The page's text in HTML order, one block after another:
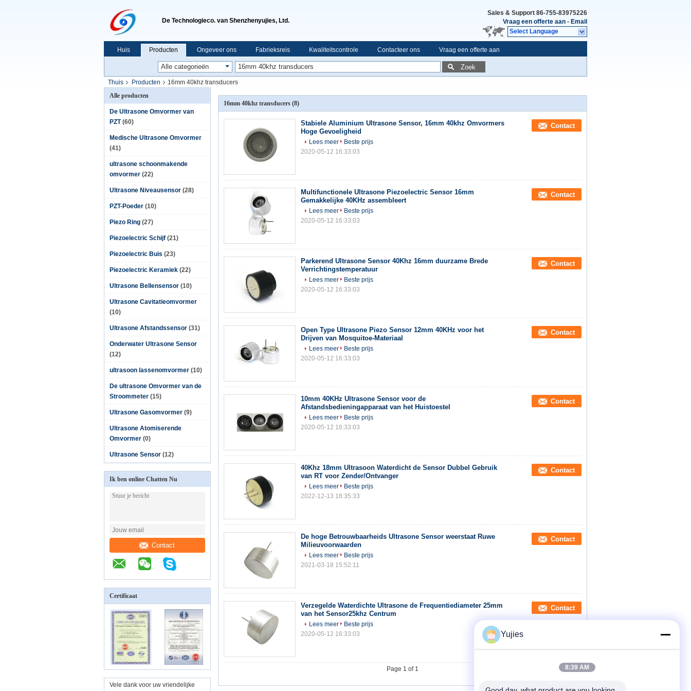
De Technologieco. van Shenzhenyujies, Ltd.
Sales & Support 86-755-83975226
Vraag een offerte aan - Email
Select Language
Huis Producten Ongeveer ons Fabrieksreis Kwaliteitscontrole Contacteer ons Vraag een offerte aan
Zoek
Thuis Producten
16mm 40khz transducers
Alle producten
De Ultrasone Omvormer van
PZT (60)
Medische Ultrasone Omvormer
(41)
ultrasone schoonmakende
omvormer (22)
Ultrasone Niveausensor (28)
PZT-Poeder (10)
Piezo Ring (27)
Piezoelectric Schijf (21)
Piezoelectric Buis (23)
Piezoelectric Keramiek (22)
Ultrasone Bellensensor (10)
Ultrasone Cavitatieomvormer
(10)
Ultrasone Afstandssensor (31)
Onderwater Ultrasone Sensor
(12)
ultrasoon lassenomvormer (10)
De ultrasone Omvormer van de
Stroommeter (15)
Ultrasone Gasomvormer (9)
Ultrasone Atomiserende
Omvormer (0)
Ultrasone Sensor (12)
Ik ben online Chatten Nu
Contact
Certificaat
Vele dank voor uw vriendelijke
16mm 40khz transducers (8)
Stabiele Aluminium Ultrasone Sensor, 16mm 40khz Omvormers
Hoge Gevoeligheid
Contact
Lees meer
Beste prijs
2020-05-12 16:33:03
Multifunctionele Ultrasone Piezoelectric Sensor 16mm
Gemakkelijke 40KHz assembleert
Contact
Lees meer
Beste prijs
2020-05-12 16:33:03
Parkerend Ultrasone Sensor 40Khz 16mm duurzame Brede
Verrichtingstemperatuur
Contact
Lees meer
Beste prijs
2020-05-12 16:33:03
Open Type Ultrasone Piezo Sensor 12mm 40KHz voor het
Drijven van Mosquitoe-Materiaal
Contact
Lees meer
Beste prijs
2020-05-12 16:33:03
10mm 40KHz Ultrasone Sensor voor de
Afstandsbedieningapparaat van het Huistoestel
Contact
Lees meer
Beste prijs
2020-05-12 16:33:03
40Khz 18mm Ultrasoon Waterdicht de Sensor Dubbel Gebruik
van RT voor Zender/Ontvanger
Contact
Lees meer
Beste prijs
2022-12-13 18:35:33
De hoge Betrouwbaarheids Ultrasone Sensor weerstaat Ruwe
Milieuvoorwaarden
Contact
Lees meer
Beste prijs
2021-03-18 15:52:11
Verzegelde Waterdichte Ultrasone de Frequentiediameter 25mm
van het Sensor25khz Centrum
Contact
Lees meer
Beste prijs
2020-05-12 16:33:03
Page 1 of 1
Yujies
8:39 AM